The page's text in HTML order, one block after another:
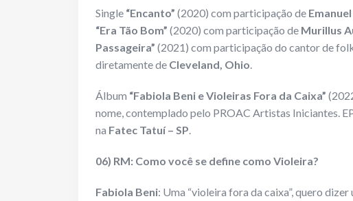
Single “Encanto” (2020) com participação de
“Era Tão Bom” (2020) com participação de Murillus
Passageira” (2021) com participação do cantor de
diretamente de Cleveland, Ohio
Álbum “Fabiola Beni e Violeiras Fora da Caixa”
nome, contemplado pelo PROAC Artistas Iniciantes.
na Fatec Tatuí – SP
06) RM: Como você se define como Violeira?
Fabiola Beni: Uma “violeira fora da caixa”, quero